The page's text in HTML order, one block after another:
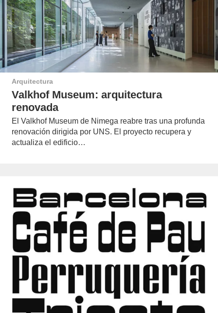
Arquitectura
Valkhof Museum: arquitectura
renovada
El Valkhof Museum de Nimega reabre tras una profunda
renovación dirigida por UNS. El proyecto recupera y
actualiza el edificio…